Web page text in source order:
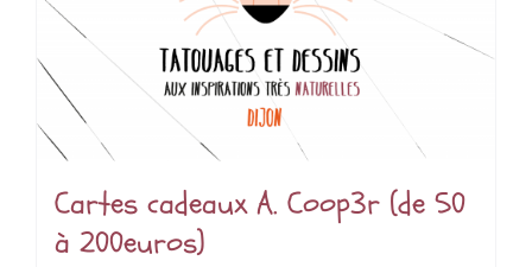
Cartes cadeaux A. Coop3r (de 50
à 200euros)